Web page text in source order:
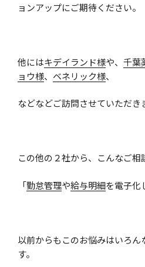
ョンアップにご期待ください。
他にはキデイランド様や、 千葉
ョウ様、 ベネリック様、
などなどご訪問させていただき
この他の２社から、こんなご相
「勤怠管理や給与明細を電子化
以前からもこのお悩みはいろん
す。